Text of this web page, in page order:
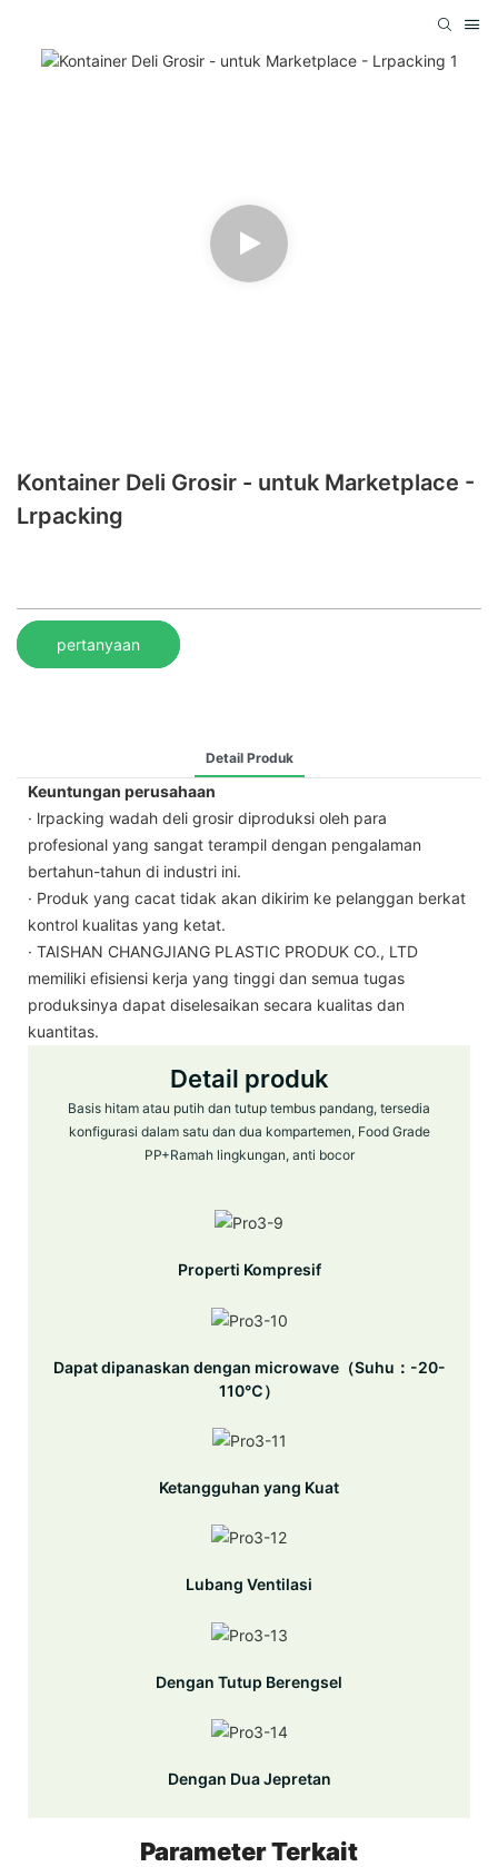
Kontainer Deli Grosir - untuk Marketplace -
Lrpacking
pertanyaan
Detail Produk
Keuntungan perusahaan
· lrpacking wadah deli grosir diproduksi oleh para
profesional yang sangat terampil dengan pengalaman
bertahun-tahun di industri ini.
· Produk yang cacat tidak akan dikirim ke pelanggan berkat
kontrol kualitas yang ketat.
· TAISHAN CHANGJIANG PLASTIC PRODUK CO., LTD
memiliki efisiensi kerja yang tinggi dan semua tugas
produksinya dapat diselesaikan secara kualitas dan
kuantitas.
Detail produk
Basis hitam atau putih dan tutup tembus pandang, tersedia
konfigurasi dalam satu dan dua kompartemen, Food Grade
PP+Ramah lingkungan, anti bocor
Properti Kompresif
Dapat dipanaskan dengan microwave（Suhu：-20-
110℃）
Ketangguhan yang Kuat
Lubang Ventilasi
Dengan Tutup Berengsel
Dengan Dua Jepretan
Parameter Terkait